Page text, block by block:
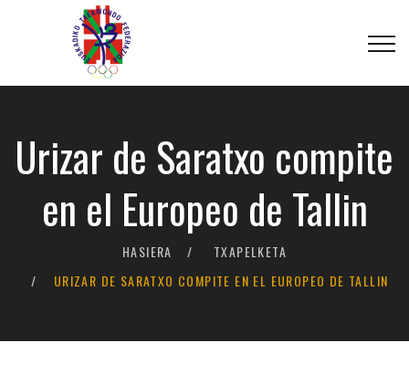
Urizar de Saratxo compite
en el Europeo de Tallin
HASIERA
TXAPELKETA
URIZAR DE SARATXO COMPITE EN EL EUROPEO DE TALLIN